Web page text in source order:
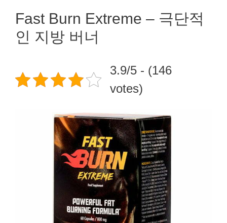
Fast Burn Extreme – 극단적
인 지방 버너
3.9/5 - (146
votes)